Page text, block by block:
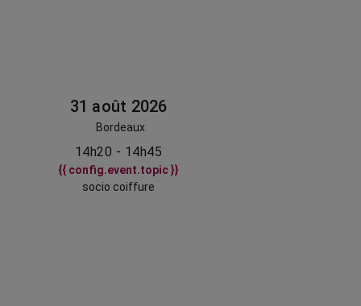
31 août 2026
Bordeaux
14h20 - 14h45
{{ config.event.topic }}
socio coiffure